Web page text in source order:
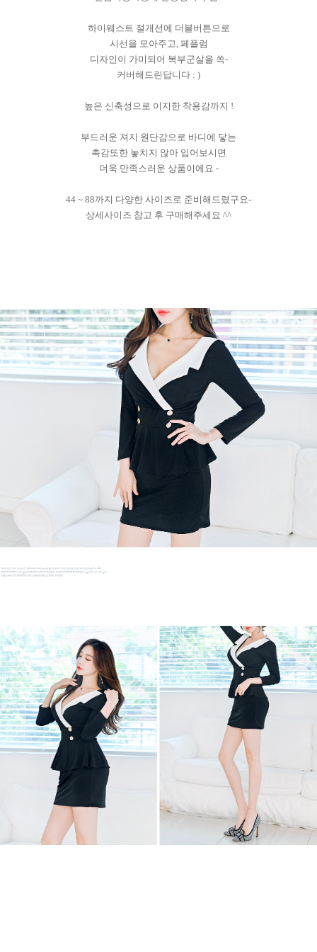
하이웨스트 절개선에 더블버튼으로
시선을 모아주고, 페플럼
디자인이 가미되어 복부군살을 쏙-
커버해드린답니다 : )
높은 신축성으로 이지한 착용감까지 !
부드러운 져지 원단감으로 바디에 닿는
촉감또한 놓치지 않아 입어보시면
더욱 만족스러운 상품이에요 -
44 ~ 88까지 다양한 사이즈로 준비해드렸구요-
상세사이즈 참고 후 구매해주세요 ^^